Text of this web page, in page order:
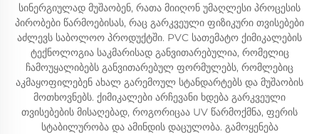
სინერგიულად მუშაობენ, რათა მიიღონ უმაღლესი პროცესის
პირობები წარმოებისას, რაც გარკვეული ფიზიკური თვისებები
აძლევს საბოლოო პროდუქტში. PVC სათემატო ქიმიკალების
ტექნოლოგია საკმარისად განვითარებულია, რომელიც
ჩამოუყალიბებს განვითარებულ ფორმულებს, რომლებიც
აკმაყოფილებენ ახალ გარემოულ სტანდარტებს და მუშაობის
მოთხოვნებს. ქიმიკალები არჩევანი ხდება გარკვეული
თვისებების მისაღებად, როგორიცაა UV წარმოქმნა, ფერის
სტაბილურობა და ამინდის დაცულობა. გამოყენება